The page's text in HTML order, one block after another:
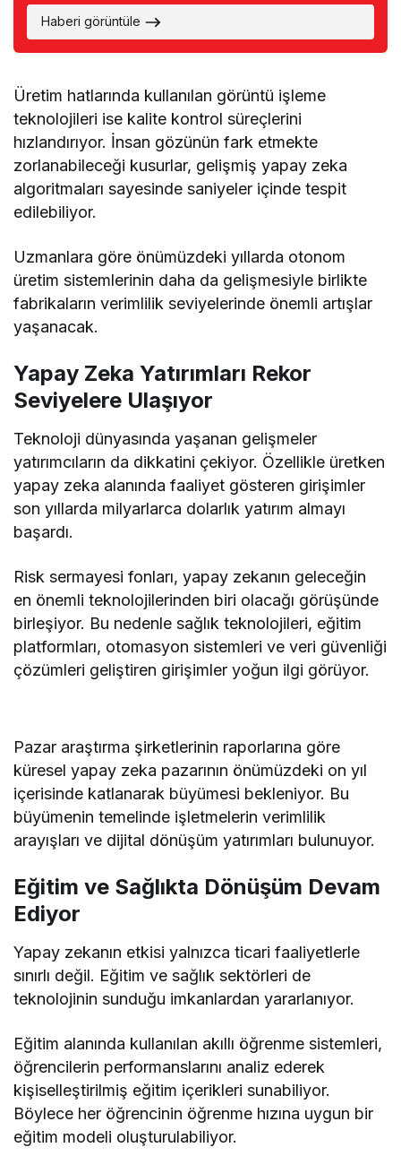
Haberi görüntüle
Üretim hatlarında kullanılan görüntü işleme
teknolojileri ise kalite kontrol süreçlerini
hızlandırıyor. İnsan gözünün fark etmekte
zorlanabileceği kusurlar, gelişmiş yapay zeka
algoritmaları sayesinde saniyeler içinde tespit
edilebiliyor.
Uzmanlara göre önümüzdeki yıllarda otonom
üretim sistemlerinin daha da gelişmesiyle birlikte
fabrikaların verimlilik seviyelerinde önemli artışlar
yaşanacak.
Yapay Zeka Yatırımları Rekor
Seviyelere Ulaşıyor
Teknoloji dünyasında yaşanan gelişmeler
yatırımcıların da dikkatini çekiyor. Özellikle üretken
yapay zeka alanında faaliyet gösteren girişimler
son yıllarda milyarlarca dolarlık yatırım almayı
başardı.
Risk sermayesi fonları, yapay zekanın geleceğin
en önemli teknolojilerinden biri olacağı görüşünde
birleşiyor. Bu nedenle sağlık teknolojileri, eğitim
platformları, otomasyon sistemleri ve veri güvenliği
çözümleri geliştiren girişimler yoğun ilgi görüyor.
Pazar araştırma şirketlerinin raporlarına göre
küresel yapay zeka pazarının önümüzdeki on yıl
içerisinde katlanarak büyümesi bekleniyor. Bu
büyümenin temelinde işletmelerin verimlilik
arayışları ve dijital dönüşüm yatırımları bulunuyor.
Eğitim ve Sağlıkta Dönüşüm Devam
Ediyor
Yapay zekanın etkisi yalnızca ticari faaliyetlerle
sınırlı değil. Eğitim ve sağlık sektörleri de
teknolojinin sunduğu imkanlardan yararlanıyor.
Eğitim alanında kullanılan akıllı öğrenme sistemleri,
öğrencilerin performanslarını analiz ederek
kişiselleştirilmiş eğitim içerikleri sunabiliyor.
Böylece her öğrencinin öğrenme hızına uygun bir
eğitim modeli oluşturulabiliyor.